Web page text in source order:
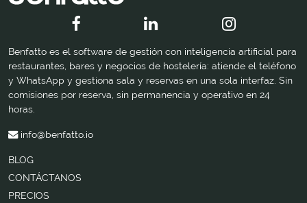
Benfatto es el software de gestión con inteligencia artificial para
restaurantes, bares y negocios de hostelería: atiende el teléfono
y WhatsApp y gestiona sala y reservas en una sola interfaz. Sin
comisiones por reserva, sin permanencia y operativo en 24
horas.
info@benfatto.io
BLOG
CONTÁCTANOS
PRECIOS